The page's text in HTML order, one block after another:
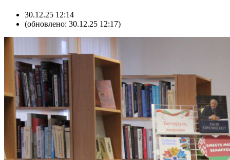
30.12.25 12:14
(обновлено: 30.12.25 12:17)